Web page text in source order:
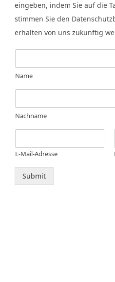
eingeben, indem Sie auf die
stimmen Sie den
erhalten von uns zukünftig
Name
Nachname
E-Mail-Adresse
Submit